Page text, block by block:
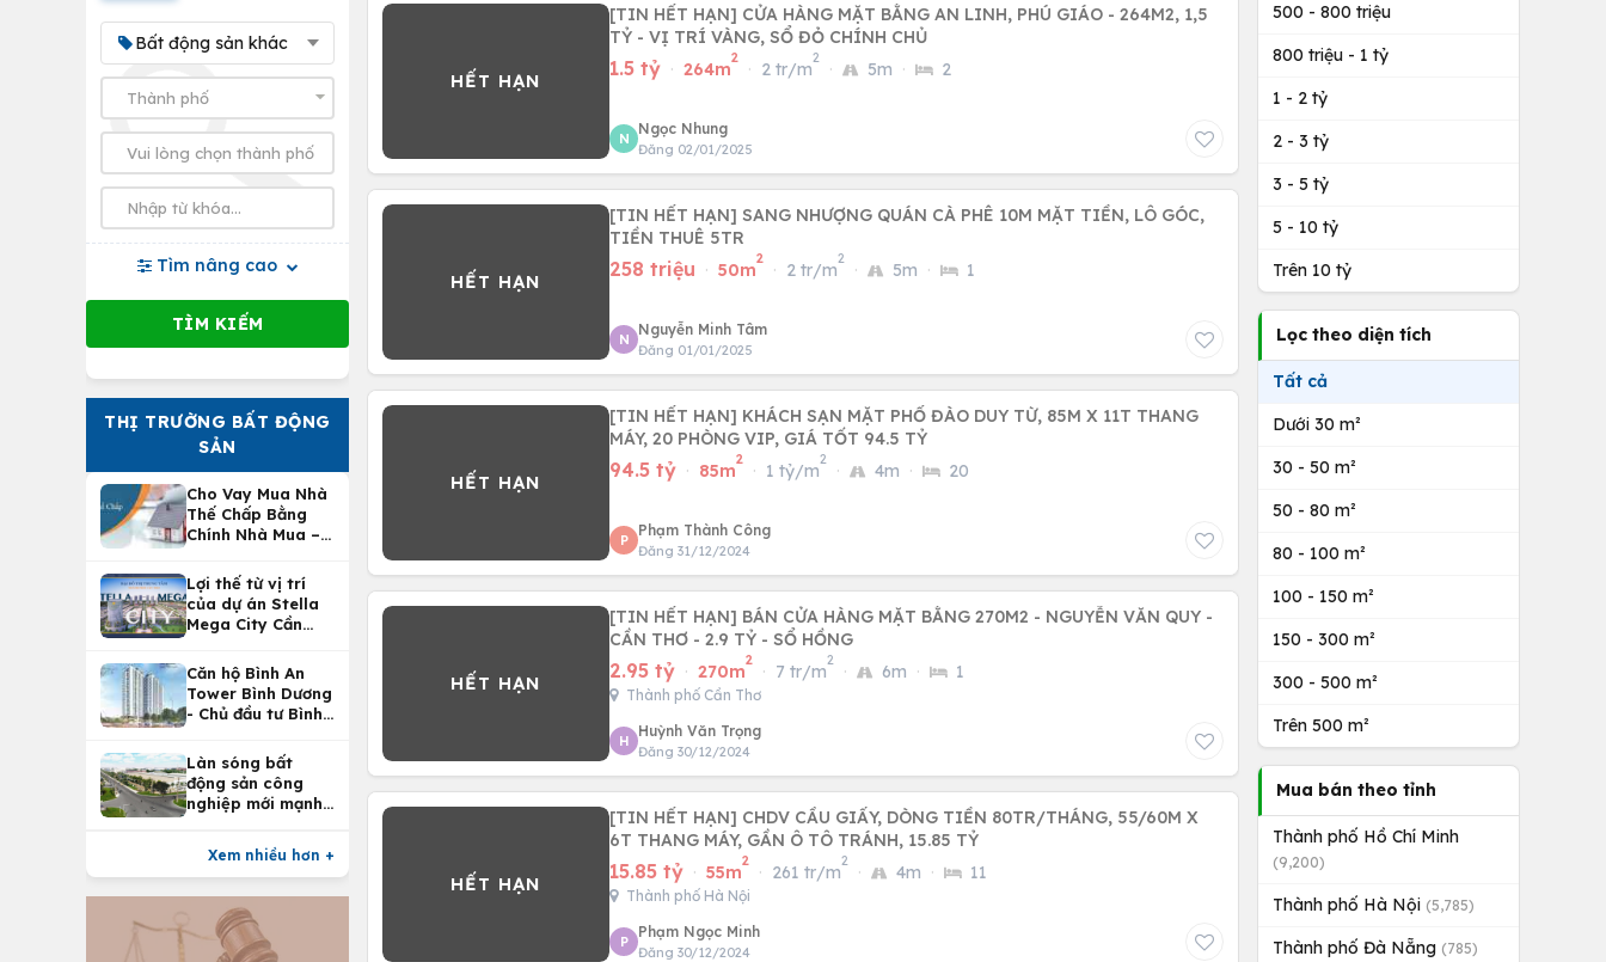
Bất động sản khác
Tìm nâng cao
THỊ TRƯỜNG BẤT ĐỘNG
SẢN
Cho Vay Mua Nhà
Thế Chấp Bằng
Chính Nhà Mua –
Nhà Tại
Vietcombank
Lợi thế từ vị trí
của dự án Stella
Mega City Cần
Căn hộ Bình An
Tower Bình Dương
- Chủ đầu tư Bình
Làn sóng bất
động sản công
nghiệp mới mạnh
Xem nhiều hơn +
[TIN HẾT HẠN] CỬA HÀNG MẶT BẰNG AN LINH, PHÚ GIÁO - 264M2, 1,5
TỶ - VỊ TRÍ VÀNG, SỔ ĐỎ CHÍNH CHỦ
1.5 tỷ · 264m
2
· 2 tr/m
2
· 5m · 2
N
Ngọc Nhung
Đăng 02/01/2025
[TIN HẾT HẠN] SANG NHƯỢNG QUÁN CÀ PHÊ 10M MẶT TIỀN, LÔ GÓC,
TIỀN THUÊ 5TR
258 triệu · 50m
2
· 2 tr/m
2
· 5m · 1
N
Nguyễn Minh Tâm
Đăng 01/01/2025
[TIN HẾT HẠN] KHÁCH SẠN MẶT PHỐ ĐÀO DUY TỪ, 85M X 11T THANG
MÁY, 20 PHÒNG VIP, GIÁ TỐT 94.5 TỶ
94.5 tỷ · 85m
2
· 1 tỷ/m
2
· 4m · 20
P
Phạm Thành Công
Đăng 31/12/2024
[TIN HẾT HẠN] BÁN CỬA HÀNG MẶT BẰNG 270M2 - NGUYỄN VĂN QUY -
CẦN THƠ - 2.9 TỶ - SỔ HỒNG
2.95 tỷ · 270m
2
· 7 tr/m
2
· 6m · 1
Thành phố Cần Thơ
H
Huỳnh Văn Trọng
Đăng 30/12/2024
[TIN HẾT HẠN] CHDV CẦU GIẤY, DÒNG TIỀN 80TR/THÁNG, 55/60M X
6T THANG MÁY, GẦN Ô TÔ TRÁNH, 15.85 TỶ
15.85 tỷ · 55m
2
· 261 tr/m
2
· 4m · 11
Thành phố Hà Nội
P
Phạm Ngọc Minh
Đăng 30/12/2024
500 - 800 triệu
800 triệu - 1 tỷ
1 - 2 tỷ
2 - 3 tỷ
3 - 5 tỷ
5 - 10 tỷ
Trên 10 tỷ
Lọc theo diện tích
Tất cả
Dưới 30 m²
30 - 50 m²
50 - 80 m²
80 - 100 m²
100 - 150 m²
150 - 300 m²
300 - 500 m²
Trên 500 m²
Mua bán theo tỉnh
Thành phố Hồ Chí Minh
(9,200)
Thành phố Hà Nội (5,785)
Thành phố Đà Nẵng (785)